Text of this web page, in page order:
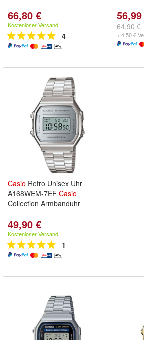
66,80 €
Kostenloser Versand
4
64,90 €
+ 4,50 €
Casio Retro Unisex Uhr
A168WEM-7EF Casio
Collection Armbanduhr
49,90 €
Kostenloser Versand
1